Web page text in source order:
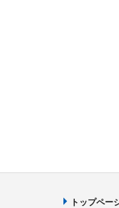
トップペー